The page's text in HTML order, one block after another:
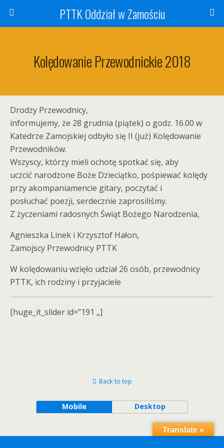
PTTK Oddział w Zamościu
Kolędowanie Przewodnickie 2018
Drodzy Przewodnicy,
informujemy, że 28 grudnia (piątek) o godz. 16.00 w
Katedrze Zamojskiej odbyło się II (już) Kolędowanie
Przewodników.
Wszyscy, którzy mieli ochotę spotkać się, aby
uczcić narodzone Boże Dzieciątko, pośpiewać kolędy
przy akompaniamencie gitary, poczytać i
posłuchać poezji, serdecznie zaprosiliśmy.
Z życzeniami radosnych Świąt Bożego Narodzenia,
Agnieszka Linek i Krzysztof Hałon,
Zamojscy Przewodnicy PTTK
W kolędowaniu wzięło udział 26 osób, przewodnicy
PTTK, ich rodziny i przyjaciele
[huge_it_slider id=”191 „]
Back to top
Mobile Desktop
Translate »